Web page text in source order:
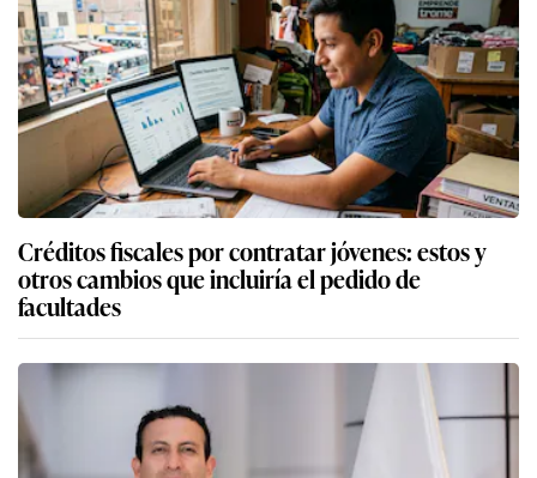
Créditos fiscales por contratar jóvenes: estos y
otros cambios que incluiría el pedido de
facultades